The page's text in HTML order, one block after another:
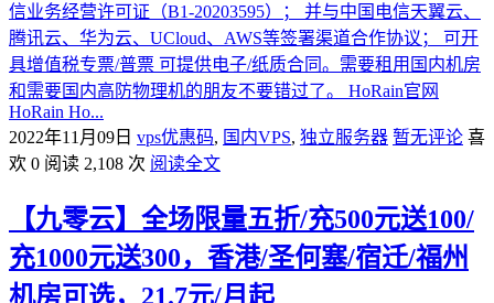
信业务经营许可证（B1-20203595）； 并与中国电信天翼云、
腾讯云、华为云、UCloud、AWS等签署渠道合作协议； 可开
具增值税专票/普票 可提供电子/纸质合同。需要租用国内机房
和需要国内高防物理机的朋友不要错过了。 HoRain官网
HoRain Ho...
2022年11月09日 vps优惠码, 国内VPS, 独立服务器 暂无评论 喜
欢 0 阅读 2,108 次 阅读全文
【九零云】全场限量五折/充500元送100/
充1000元送300，香港/圣何塞/宿迁/福州
机房可选，21.7元/月起